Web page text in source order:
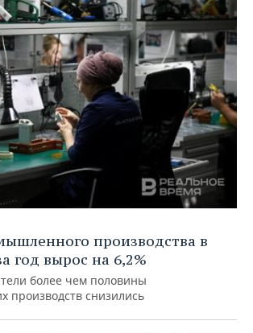
производства в
год вырос на 6,2%
более чем половины
производств снизились